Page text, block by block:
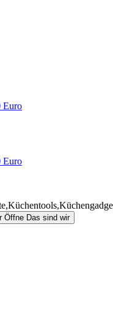
Euro
Euro
Öffne Das sind wir